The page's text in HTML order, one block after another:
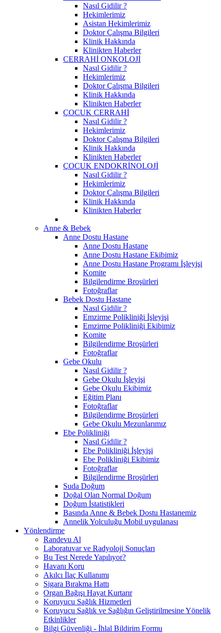
Nasıl Gidilir ?
Hekimlerimiz
Asistan Hekimlerimiz
Doktor Çalışma Bilgileri
Klinik Hakkında
Klinikten Haberler
CERRAHİ ONKOLOJİ
Nasıl Gidilir ?
Hekimlerimiz
Doktor Çalışma Bilgileri
Klinik Hakkında
Klinikten Haberler
ÇOCUK CERRAHİ
Nasıl Gidilir ?
Hekimlerimiz
Doktor Çalışma Bilgileri
Klinik Hakkında
Klinikten Haberler
ÇOCUK ENDOKRİNOLOJİ
Nasıl Gidilir ?
Hekimlerimiz
Doktor Çalışma Bilgileri
Klinik Hakkında
Klinikten Haberler
Anne & Bebek
Anne Dostu Hastane
Anne Dostu Hastane
Anne Dostu Hastane Ekibimiz
Anne Dostu Hastane Programı İşleyişi
Komite
Bilgilendirme Broşürleri
Fotoğraflar
Bebek Dostu Hastane
Nasıl Gidilir ?
Emzirme Polikliniği İşleyişi
Emzirme Polikliniği Ekibimiz
Komite
Bilgilendirme Broşürleri
Fotoğraflar
Gebe Okulu
Nasıl Gidilir ?
Gebe Okulu İşleyişi
Gebe Okulu Ekibimiz
Eğitim Planı
Fotoğraflar
Bilgilendirme Broşürleri
Gebe Okulu Mezunlarımız
Ebe Polikliniği
Nasıl Gidilir ?
Ebe Polikliniği İşleyişi
Ebe Polikliniği Ekibimiz
Fotoğraflar
Bilgilendirme Broşürleri
Suda Doğum
Doğal Olan Normal Doğum
Doğum İstatistikleri
Basında Anne & Bebek Dostu Hastanemiz
Annelik Yolculuğu Mobil uygulanası
Yönlendirme
Randevu Al
Laboratuvar ve Radyoloji Sonuçları
Bu Test Nerede Yapılıyor?
Havanı Koru
Akılcı İlaç Kullanımı
Sigara Bırakma Hattı
Organ Bağışı Hayat Kurtarır
Koruyucu Sağlık Hizmetleri
Koruyucu Sağlık ve Sağlığın Geliştirilmesine Yönelik
Etkinlikler
Bilgi Güvenliği - İhlal Bildirim Formu